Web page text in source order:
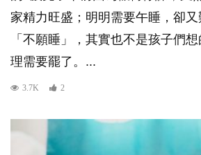
家精力旺盛；明明需要午睡，卻
「不願睡」，其實也不是孩子們
理需要罷了。...
3.7K 2